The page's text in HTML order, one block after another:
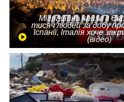
Міграційна криза в
тисяч людей за добу
Іспанії, Італія хоче
(відео)